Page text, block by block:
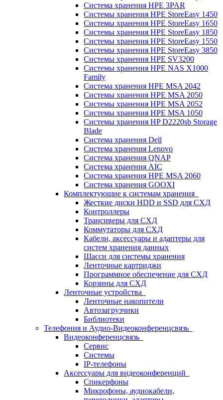
Система хранения HPE 3PAR
Системы хранения HPE StoreEasy 1450
Системы хранения HPE StoreEasy 1650
Системы хранения HPE StoreEasy 1850
Системы хранения HPE StoreEasy 1550
Системы хранения HPE StoreEasy 3850
Системы хранения HPE SV3200
Системы хранения HPE NAS X1000
Family
Система хранения HPE MSA 2042
Системы хранения HPE MSA 2050
Системы хранения HPE MSA 2052
Системы хранения HPE MSA 1050
Системы хранения HP D2220sb Storage
Blade
Система хранения Dell
Система хранения Lenovo
Система хранения QNAP
Система хранения AIC
Система хранения HPE MSA 2060
Система хранения GOOXI
Комплектующие к системам хранения
Жесткие диски HDD и SSD для СХД
Контроллеры
Трансиверы для СХД
Коммутаторы для СХД
Кабели, аксессуары и адаптеры для
систем хранения данных
Шасси для системы хранения
Ленточные картриджи
Программное обеспечение для СХД
Корзины для СХД
Ленточные устройства
Ленточные накопители
Автозагрузчики
Библиотеки
Телефония и Аудио-Видеоконференцсвязь
Видеоконференцсвязь
Сервис
Системы
IP-телефоны
Аксессуары для видеоконференций
Спикерфоны
Микрофоны, аудиокабели,